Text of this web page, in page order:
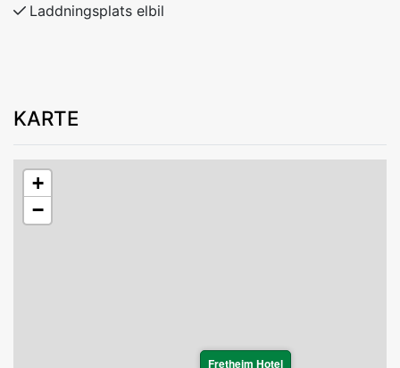
Laddningsplats elbil
KARTE
Fretheim Hotel
+
−